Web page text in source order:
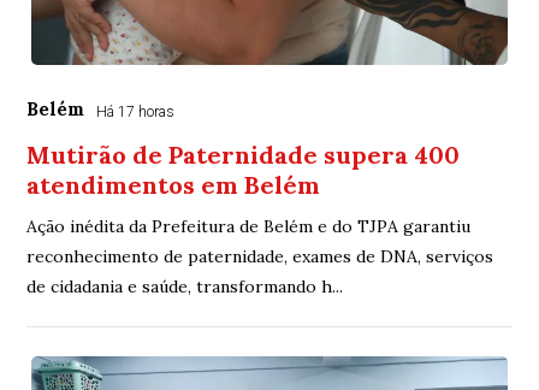
Belém Há 17 horas
Mutirão de Paternidade supera 400
atendimentos em Belém
Ação inédita da Prefeitura de Belém e do TJPA garantiu
reconhecimento de paternidade, exames de DNA, serviços
de cidadania e saúde, transformando h...